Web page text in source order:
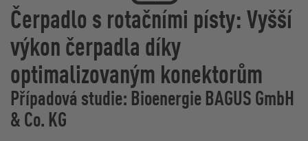
Čerpadlo s rotačními písty: Vyšší
výkon čerpadla díky
optimalizovaným konektorům
Případová studie: Bioenergie BAGUS GmbH
& Co. KG